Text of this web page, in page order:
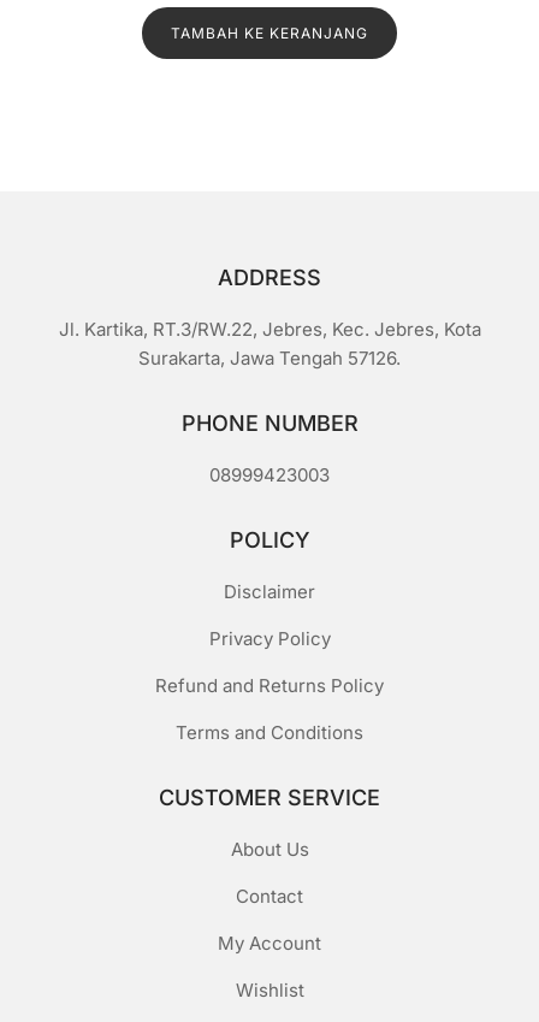
i
a
0
aslinya
adalah:
Rp1.400.
saat
ini
adalah:
TAMBAH KE KERANJANG
ADDRESS
Jl. Kartika, RT.3/RW.22, Jebres, Kec. Jebres, Kota
Surakarta, Jawa Tengah 57126.
PHONE NUMBER
08999423003
POLICY
Disclaimer
Privacy Policy
Refund and Returns Policy
Terms and Conditions
CUSTOMER SERVICE
About Us
Contact
My Account
Wishlist